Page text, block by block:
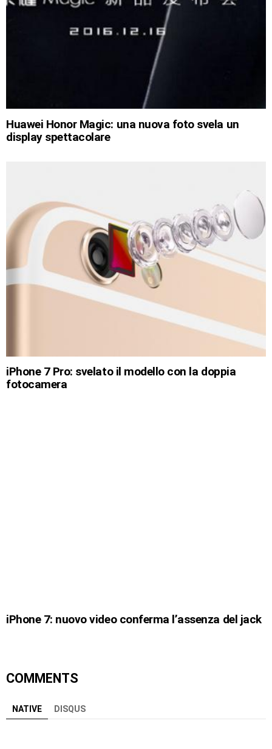
Huawei Honor Magic: una nuova foto svela un
display spettacolare
iPhone 7 Pro: svelato il modello con la doppia
fotocamera
iPhone 7: nuovo video conferma l’assenza del jack
COMMENTS
NATIVE DISQUS